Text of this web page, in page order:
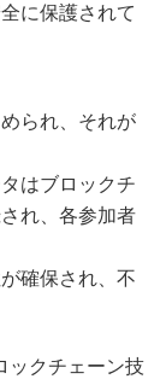
に保護されて
られ、それが
はブロックチ
れ、各参加者
確保され、不
ックチェーン技